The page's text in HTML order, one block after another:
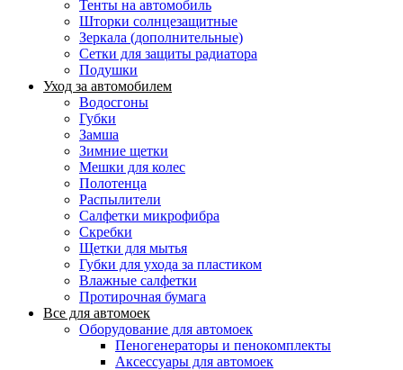
Тенты на автомобиль
Шторки солнцезащитные
Зеркала (дополнительные)
Сетки для защиты радиатора
Подушки
Уход за автомобилем
Водосгоны
Губки
Замша
Зимние щетки
Мешки для колес
Полотенца
Распылители
Салфетки микрофибра
Скребки
Щетки для мытья
Губки для ухода за пластиком
Влажные салфетки
Протирочная бумага
Все для автомоек
Оборудование для автомоек
Пеногенераторы и пенокомплекты
Аксессуары для автомоек